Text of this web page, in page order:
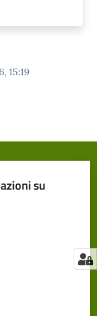
15:19
su